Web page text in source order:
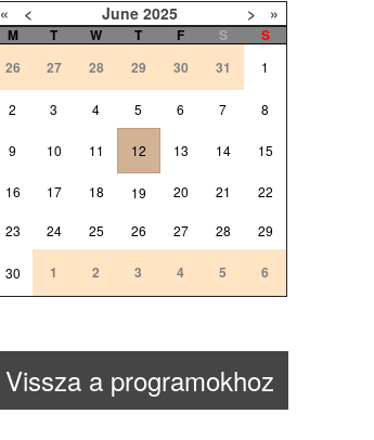
« < June 2025 > »
M T W T F S
S
26
27 28 29 30 31 1
2 3 4 5 6 7 8
9 10 11 12 13 14 15
16 17 18 19 20 21 22
23 24 25 26 27 28 29
30 1 2 3 4 5 6
Vissza a programokhoz